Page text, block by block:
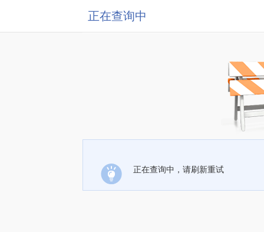
正在查询中
正在查询中，请刷新重试